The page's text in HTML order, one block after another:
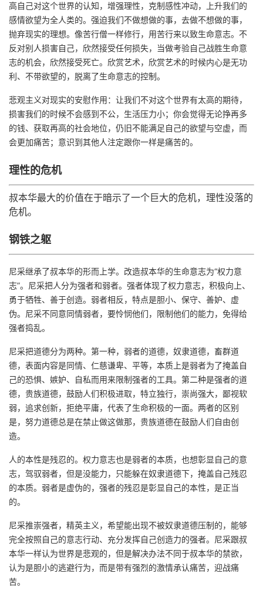
高自己对这个世界的认知，增强理性，克制感性冲动，上升我们的
感情欲望为全人类的。强迫我们不做想做的事，去做不想做的事，
抛弃现实的理想。像苦行僧一样修行，用苦行来以致生命意志。不
反对别人损害自己，欣然接受任何损失，当做考验自己战胜生命意
志的机会，欣然接受死亡。欣赏艺术，欣赏艺术的时候内心是无功
利、不带欲望的，脱离了生命意志的控制。
悲观主义对现实的安慰作用：让我们不对这个世界有太高的期待，
损害我们的时候不会感到不公，生活压力小；你会觉得无论挣再多
的钱、获取再高的社会地位，仍旧不能满足自己的欲望与空虚，而
会更加痛苦；意识到其他人注定跟你一样是痛苦的。
理性的危机
叔本华最大的价值在于暗示了一个巨大的危机，理性没落的
危机。
钢铁之躯
尼采继承了叔本华的形而上学。改造叔本华的生命意志为“权力意
志”。尼采把人分为强者和弱者。强者体现了权力意志，积极向上、
勇于牺牲、善于创造。弱者相反，特点是胆小、保守、善妒、虚
伪。尼采不同意同情弱者，要怜悯他们，限制他们的能力，免得给
强者捣乱。
尼采把道德分为两种。第一种，弱者的道德，奴隶道德，畜群道
德，表面内容是同情、仁慈谦卑、平等，本质上是弱者为了掩盖自
己的恐惧、嫉妒、自私而用来限制强者的工具。第二种是强者的道
德，贵族道德，鼓励人们积极进取，特立独行，崇尚强大，鄙视软
弱，追求创新，拒绝平庸，代表了生命积极的一面。两者的区别
是，努力道德总是在禁止做这做那，贵族道德在鼓励人们自由创
造。
人的本性是残忍的。权力意志也是弱者的本质，也想彰显自己的意
志，驾驭弱者，但是没能力，只能躲在奴隶道德下，掩盖自己残忍
的本质。弱者是虚伪的，强者的残忍是彰显自己的本性，是正当
的。
尼采推崇强者，精英主义，希望能出现不被奴隶道德压制的，能够
完全按照自己的意志行动、充分发挥自己创造力的强者。尼采跟叔
本华一样认为世界是悲观的，但是解决办法不同于叔本华的禁欲，
认为是胆小的逃避行为，而是带有强烈的激情承认痛苦，迎战痛
苦。